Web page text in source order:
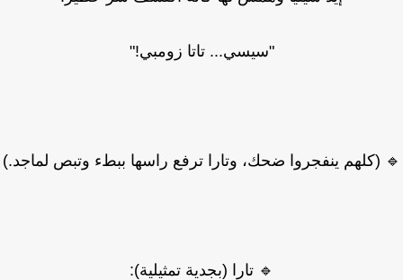
"سيسي... تاتا زومبي!"
(كلهم ينفجروا ضحك، وتارا ترفع راسها ببطء وتبص لماجد.)
🔹 تارا (بجدية تمثيلية):